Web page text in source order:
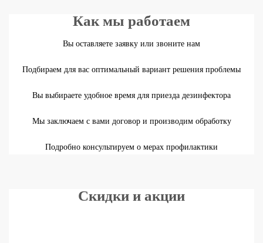
Как мы работаем
Вы оставляете заявку или звоните нам
Подбираем для вас оптимальный вариант решения проблемы
Вы выбираете удобное время для приезда дезинфектора
Мы заключаем с вами договор и производим обработку
Подробно консультируем о мерах профилактики
Скидки и акции